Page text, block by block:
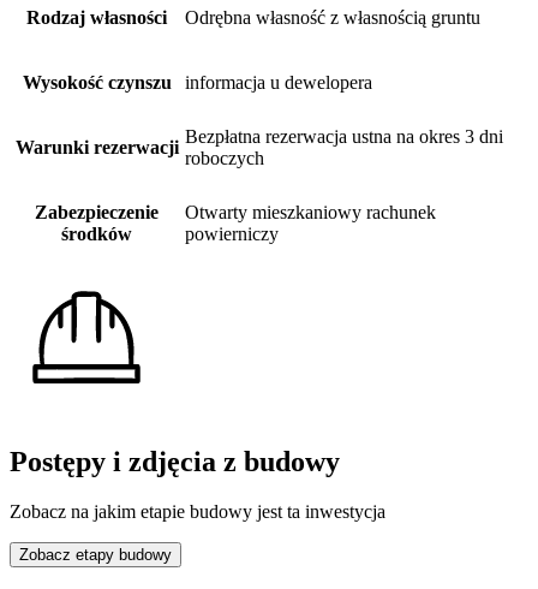
Rodzaj własności Odrębna własność z własnością gruntu
Wysokość czynszu informacja u dewelopera
Warunki rezerwacji
Bezpłatna rezerwacja ustna na okres 3 dni
roboczych
Zabezpieczenie
środków
Otwarty mieszkaniowy rachunek
powierniczy
Postępy i zdjęcia z budowy
Zobacz na jakim etapie budowy jest ta inwestycja
Zobacz etapy budowy